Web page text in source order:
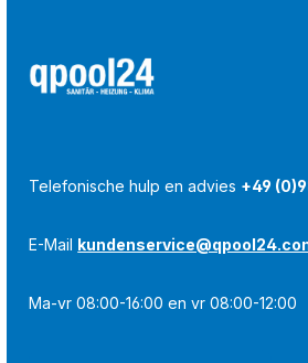
Telefonische hulp en advies +49
E-Mail
Ma-vr 08:00-16:00 en vr 08:00-12:00